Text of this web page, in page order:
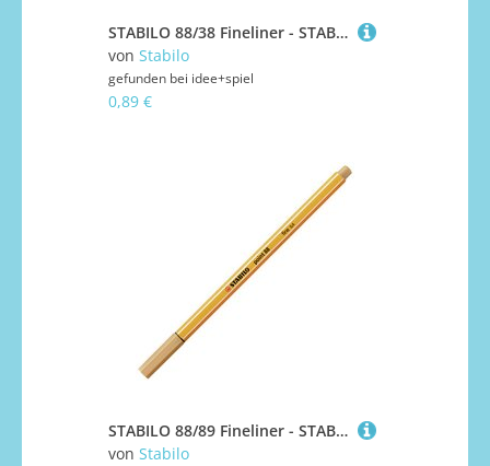
STABILO 88/38 Fineliner - STABILO point 88 - Einzelstift - rötel
von Stabilo
gefunden bei idee+spiel
0,89 €
STABILO 88/89 Fineliner - STABILO point 88 - Einzelstift - ocker dunkel
von Stabilo